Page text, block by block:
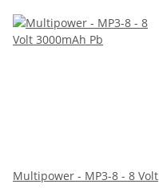
Multipower - MP3-8 - 8 Volt